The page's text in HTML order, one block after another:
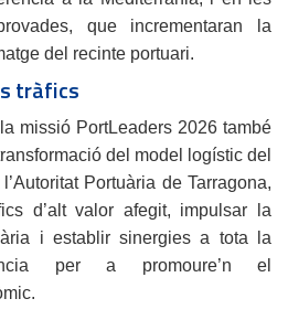
que incrementaran la
del recinte portuari.
tràfics
missió PortLeaders 2026 també
del model logístic del
Portuària de Tarragona,
d’alt valor afegit, impulsar la
i establir sinergies a tota la
per a promoure’n el